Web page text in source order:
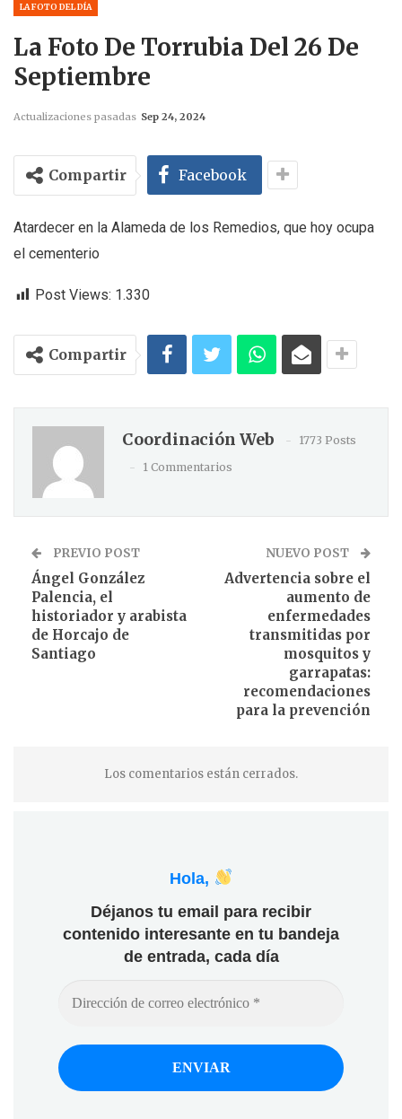
LA FOTO DEL DÍA
La Foto De Torrubia Del 26 De
Septiembre
Actualizaciones pasadas Sep 24, 2024
Compartir Facebook
Atardecer en la Alameda de los Remedios, que hoy ocupa
el cementerio
Post Views: 1.330
Compartir
Coordinación Web
1773 Posts
1 Commentarios
PREVIO POST
Ángel González
Palencia, el
historiador y arabista
de Horcajo de
Santiago
NUEVO POST
Advertencia sobre el
aumento de
enfermedades
transmitidas por
mosquitos y
garrapatas:
recomendaciones
para la prevención
Los comentarios están cerrados.
Hola,
Déjanos tu email para recibir
contenido interesante en tu bandeja
de entrada, cada día